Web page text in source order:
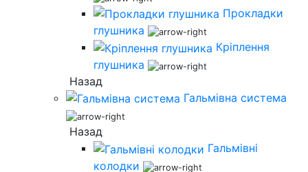
Прокладки
глушника
Кріплення
глушника
Назад
Гальмівна система
Назад
Гальмівні
колодки